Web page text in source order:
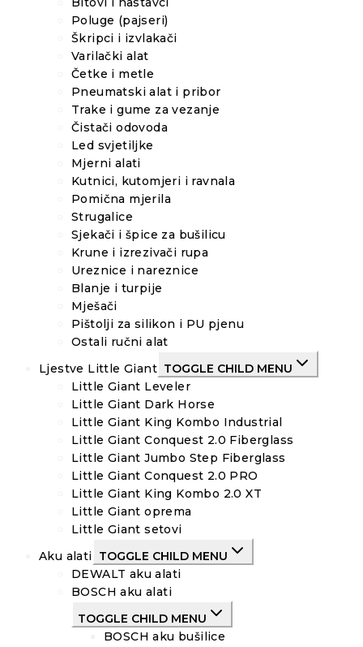
Poluge (pajseri)
Škripci i izvlakači
Varilački alat
Četke i metle
Pneumatski alat i pribor
Trake i gume za vezanje
Čistači odovoda
Led svjetiljke
Mjerni alati
Kutnici, kutomjeri i ravnala
Pomična mjerila
Strugalice
Sjekači i špice za bušilicu
Krune i izrezivači rupa
Ureznice i nareznice
Blanje i turpije
Mješači
Pištolji za silikon i PU pjenu
Ostali ručni alat
Ljestve Little Giant TOGGLE CHILD MENU
Little Giant Leveler
Little Giant Dark Horse
Little Giant King Kombo Industrial
Little Giant Conquest 2.0 Fiberglass
Little Giant Jumbo Step Fiberglass
Little Giant Conquest 2.0 PRO
Little Giant King Kombo 2.0 XT
Little Giant oprema
Little Giant setovi
Aku alati TOGGLE CHILD MENU
DEWALT aku alati
BOSCH aku alati
TOGGLE CHILD MENU
BOSCH aku bušilice